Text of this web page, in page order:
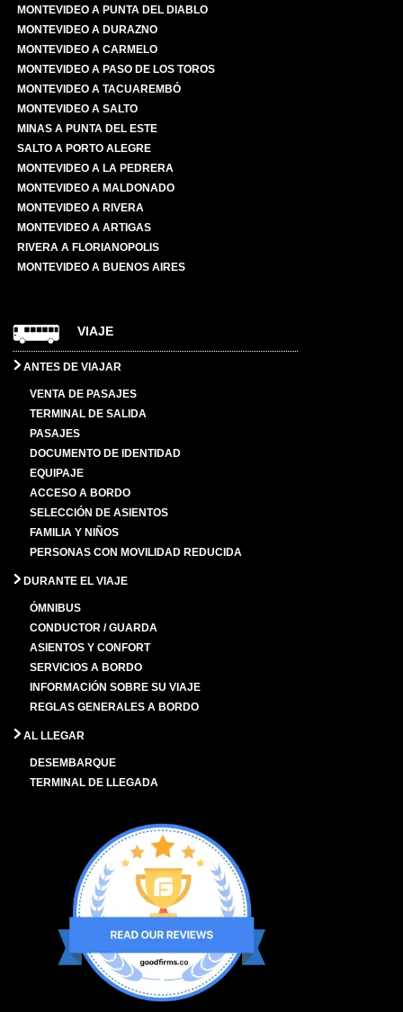
MONTEVIDEO A PUNTA DEL DIABLO
MONTEVIDEO A DURAZNO
MONTEVIDEO A CARMELO
MONTEVIDEO A PASO DE LOS TOROS
MONTEVIDEO A TACUAREMBÓ
MONTEVIDEO A SALTO
MINAS A PUNTA DEL ESTE
SALTO A PORTO ALEGRE
MONTEVIDEO A LA PEDRERA
MONTEVIDEO A MALDONADO
MONTEVIDEO A RIVERA
MONTEVIDEO A ARTIGAS
RIVERA A FLORIANOPOLIS
MONTEVIDEO A BUENOS AIRES
VIAJE
ANTES DE VIAJAR
VENTA DE PASAJES
TERMINAL DE SALIDA
PASAJES
DOCUMENTO DE IDENTIDAD
EQUIPAJE
ACCESO A BORDO
SELECCIÓN DE ASIENTOS
FAMILIA Y NIÑOS
PERSONAS CON MOVILIDAD REDUCIDA
DURANTE EL VIAJE
ÓMNIBUS
CONDUCTOR / GUARDA
ASIENTOS Y CONFORT
SERVICIOS A BORDO
INFORMACIÓN SOBRE SU VIAJE
REGLAS GENERALES A BORDO
AL LLEGAR
DESEMBARQUE
TERMINAL DE LLEGADA